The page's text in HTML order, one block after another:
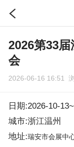
2026第33
会
2026-06-16 16:51
日期:2026-10-
城市:浙江温州
地址:瑞安市会展中